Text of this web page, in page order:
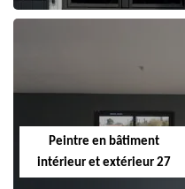
Peintre en bâtiment
intérieur et extérieur 27